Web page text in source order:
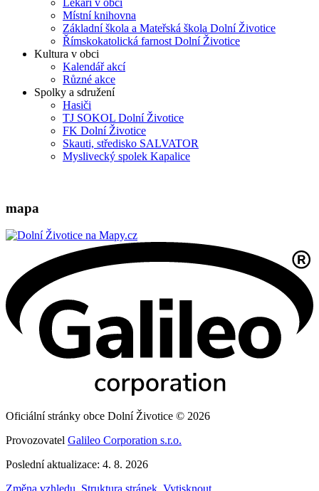
Místní knihovna
Základní škola a Mateřská škola Dolní Životice
Římskokatolická farnost Dolní Životice
Kultura v obci
Kalendář akcí
Různé akce
Spolky a sdružení
Hasiči
TJ SOKOL Dolní Životice
FK Dolní Životice
Skauti, středisko SALVATOR
Myslivecký spolek Kapalice
mapa
Oficiální stránky obce Dolní Životice © 2026
Provozovatel Galileo Corporation s.r.o.
Poslední aktualizace: 4. 8. 2026